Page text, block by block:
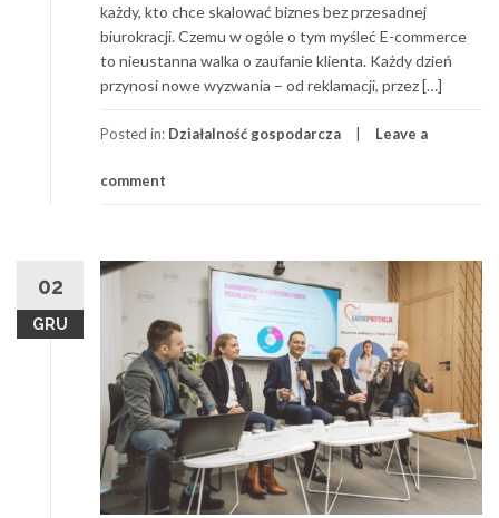
każdy, kto chce skalować biznes bez przesadnej
biurokracji. Czemu w ogóle o tym myśleć E-commerce
to nieustanna walka o zaufanie klienta. Każdy dzień
przynosi nowe wyzwania – od reklamacji, przez […]
Posted in: Działalność gospodarcza Leave a
comment
02
GRU